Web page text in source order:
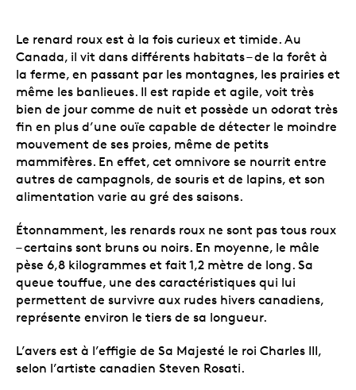
Le renard roux est à la fois curieux et timide. Au
Canada, il vit dans différents habitats – de la forêt à
la ferme, en passant par les montagnes, les prairies et
même les banlieues. Il est rapide et agile, voit très
bien de jour comme de nuit et possède un odorat très
fin en plus d’une ouïe capable de détecter le moindre
mouvement de ses proies, même de petits
mammifères. En effet, cet omnivore se nourrit entre
autres de campagnols, de souris et de lapins, et son
alimentation varie au gré des saisons.
Étonnamment, les renards roux ne sont pas tous roux
– certains sont bruns ou noirs. En moyenne, le mâle
pèse 6,8 kilogrammes et fait 1,2 mètre de long. Sa
queue touffue, une des caractéristiques qui lui
permettent de survivre aux rudes hivers canadiens,
représente environ le tiers de sa longueur.
L’avers est à l’effigie de Sa Majesté le roi Charles III,
selon l’artiste canadien Steven Rosati.